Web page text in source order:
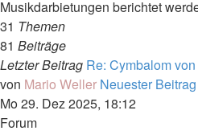
Musikdarbietungen berichtet
31 Themen
81 Beiträge
Letzter Beitrag Re: Cymbalom
von Mario Weller Neuester Beitrag
Mo 29. Dez 2025, 18:12
Forum